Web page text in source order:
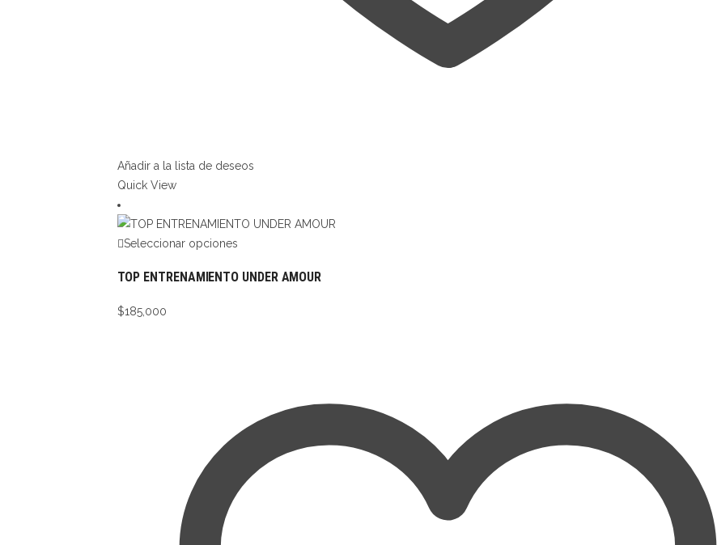
Añadir a la lista de deseos
Quick View
Seleccionar opciones
TOP ENTRENAMIENTO UNDER AMOUR
$185,000